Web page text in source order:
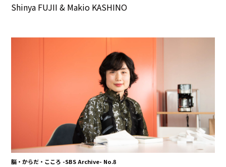
Shinya FUJII & Makio KASHINO
脳・からだ・こころ -SBS Archive- No.8